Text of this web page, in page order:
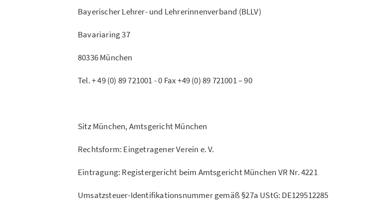
Bayerischer Lehrer- und Lehrerinnenverband (BLLV)
Bavariaring 37
80336 München
Tel. + 49 (0) 89 721001 - 0 Fax +49 (0) 89 721001 – 90
Sitz München, Amtsgericht München
Rechtsform: Eingetragener Verein e. V.
Eintragung: Registergericht beim Amtsgericht München VR Nr. 4221
Umsatzsteuer-Identifikationsnummer gemäß §27a UStG: DE129512285